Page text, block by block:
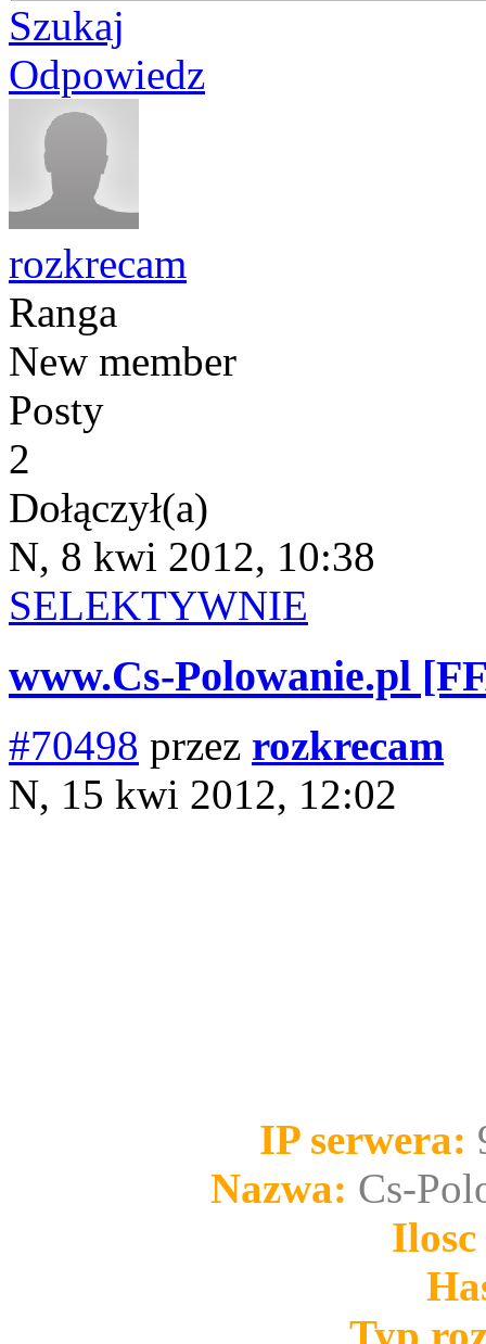
Szukaj
Odpowiedz
rozkrecam
Ranga
New member
Posty
2
Dołączył(a)
N, 8 kwi 2012, 10:38
SELEKTYWNIE
www.Cs-Polowanie.pl
#70498 przez rozkrecam
N, 15 kwi 2012, 12:02
IP serwera:
Nazwa: Cs-